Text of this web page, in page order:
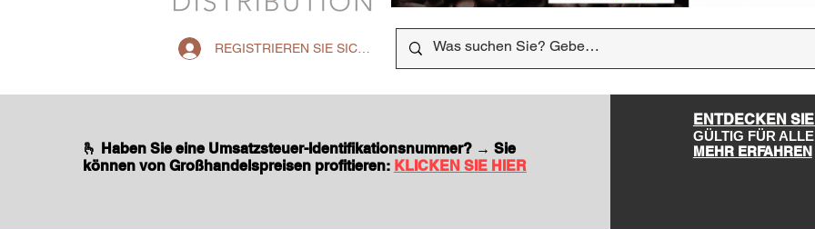
REGISTRIEREN SIE SICH AUF DER WEBSITE
🫰 Haben Sie eine Umsatzsteuer-Identifikationsnummer? → Sie
können von Großhandelspreisen profitieren: KLICKEN SIE HIER
ENTDECKEN
GÜLTIG FÜR
MEHR ERFAHREN